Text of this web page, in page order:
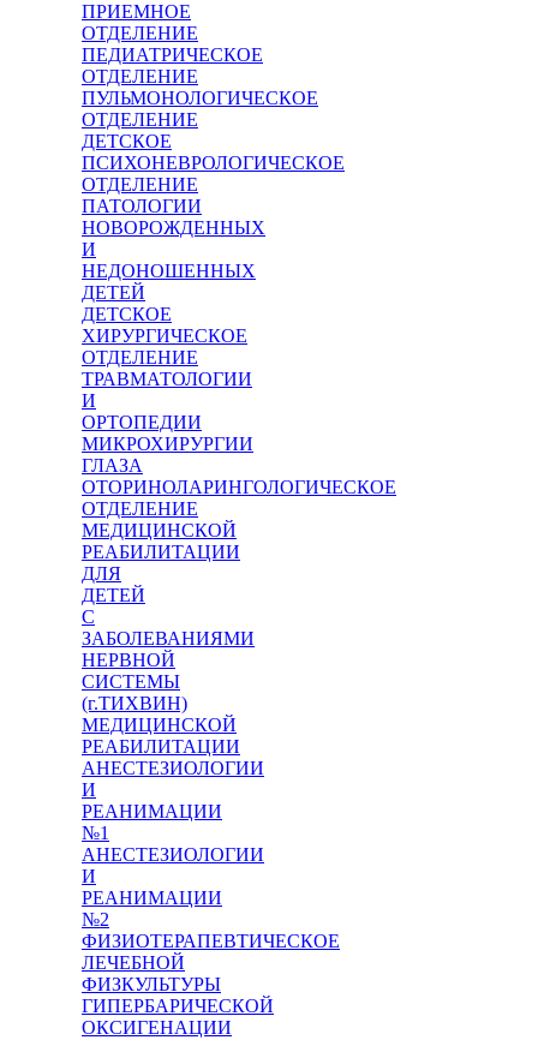
ПРИЕМНОЕ
ОТДЕЛЕНИЕ
ПЕДИАТРИЧЕСКОЕ
ОТДЕЛЕНИЕ
ПУЛЬМОНОЛОГИЧЕСКОЕ
ОТДЕЛЕНИЕ
ДЕТСКОЕ
ПСИХОНЕВРОЛОГИЧЕСКОЕ
ОТДЕЛЕНИЕ
ПАТОЛОГИИ
НОВОРОЖДЕННЫХ
И
НЕДОНОШЕННЫХ
ДЕТЕЙ
ДЕТСКОЕ
ХИРУРГИЧЕСКОЕ
ОТДЕЛЕНИЕ
ТРАВМАТОЛОГИИ
И
ОРТОПЕДИИ
МИКРОХИРУРГИИ
ГЛАЗА
ОТОРИНОЛАРИНГОЛОГИЧЕСКОЕ
ОТДЕЛЕНИЕ
МЕДИЦИНСКОЙ
РЕАБИЛИТАЦИИ
ДЛЯ
ДЕТЕЙ
С
ЗАБОЛЕВАНИЯМИ
НЕРВНОЙ
СИСТЕМЫ
(г.ТИХВИН)
МЕДИЦИНСКОЙ
РЕАБИЛИТАЦИИ
АНЕСТЕЗИОЛОГИИ
И
РЕАНИМАЦИИ
№1
АНЕСТЕЗИОЛОГИИ
И
РЕАНИМАЦИИ
№2
ФИЗИОТЕРАПЕВТИЧЕСКОЕ
ЛЕЧЕБНОЙ
ФИЗКУЛЬТУРЫ
ГИПЕРБАРИЧЕСКОЙ
ОКСИГЕНАЦИИ